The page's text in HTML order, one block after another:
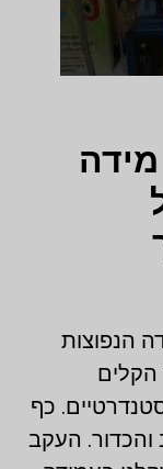
הנפוצות
הקלים
כף
העקב